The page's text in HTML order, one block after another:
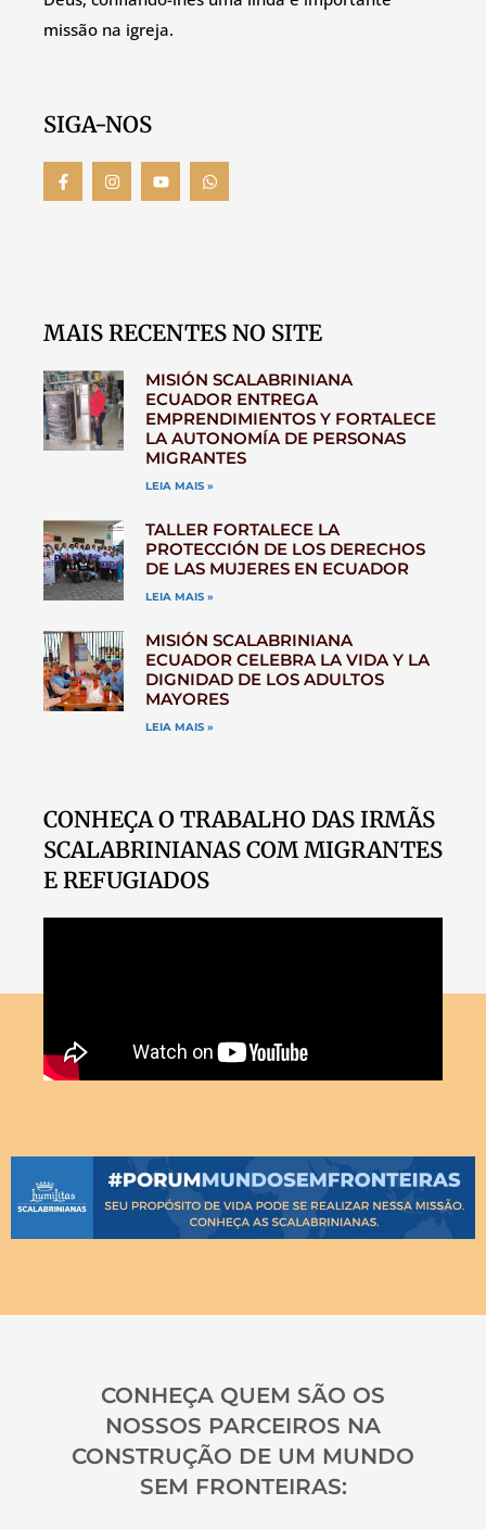
missão na igreja.
SIGA-NOS
MAIS RECENTES NO SITE
MISIÓN SCALABRINIANA
ECUADOR ENTREGA
EMPRENDIMIENTOS Y FORTALECE
LA AUTONOMÍA DE PERSONAS
MIGRANTES
LEIA MAIS »
TALLER FORTALECE LA
PROTECCIÓN DE LOS DERECHOS
DE LAS MUJERES EN ECUADOR
LEIA MAIS »
MISIÓN SCALABRINIANA
ECUADOR CELEBRA LA VIDA Y LA
DIGNIDAD DE LOS ADULTOS
MAYORES
LEIA MAIS »
CONHEÇA O TRABALHO DAS IRMÃS
SCALABRINIANAS COM MIGRANTES
E REFUGIADOS
CONHEÇA QUEM SÃO OS
NOSSOS PARCEIROS NA
CONSTRUÇÃO DE UM MUNDO
SEM FRONTEIRAS: